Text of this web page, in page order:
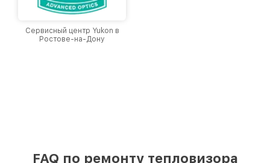
Сервисный центр Yukon в
Ростове-на-Дону
FAQ по ремонту тепловизора